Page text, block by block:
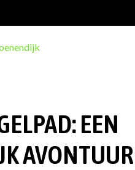
EEN
AVONTUUR